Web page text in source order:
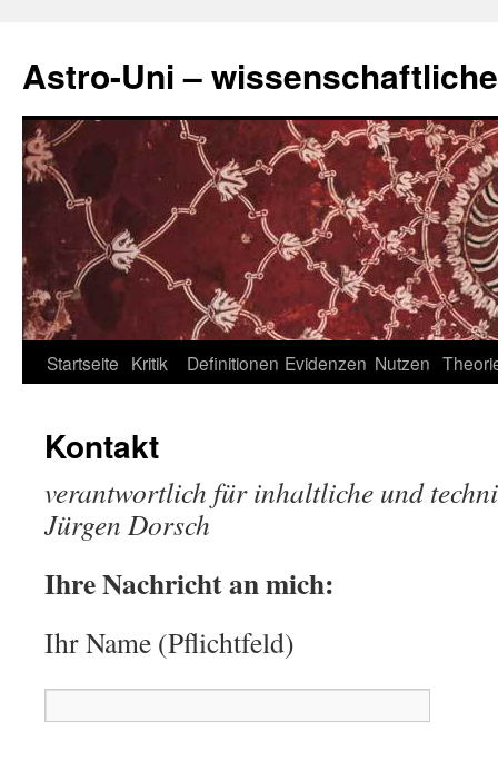
springen
Astro-Uni –
Startseite Kritik Definitionen Evidenzen Nutzen
Kontakt
verantwortlich für inhaltliche und
Jürgen Dorsch
Ihre Nachricht an mich:
Ihr Name (Pflichtfeld)